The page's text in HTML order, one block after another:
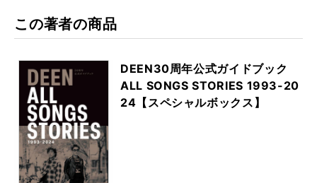
この著者の商品
DEEN30周年公式ガイドブック
ALL SONGS STORIES 1993-20
24【スペシャルボックス】